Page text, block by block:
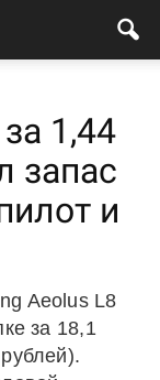
1,44
запас
и
Aeolus L8
за 18,1